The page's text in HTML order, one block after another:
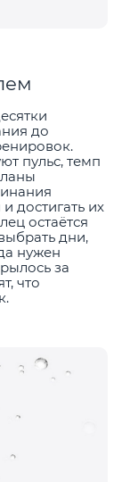
до
пульс, темп
достигать их
остаётся
дни,
нужен
за
что